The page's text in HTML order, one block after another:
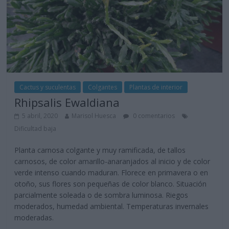
Cactus y suculentas Colgantes Plantas de interior
Rhipsalis Ewaldiana
5 abril, 2020 Marisol Huesca
0 comentarios
Dificultad baja
Planta carnosa colgante y muy ramificada, de tallos
carnosos, de color amarillo-anaranjados al inicio y de color
verde intenso cuando maduran. Florece en primavera o en
otoño, sus flores son pequeñas de color blanco. Situación
parcialmente soleada o de sombra luminosa. Riegos
moderados, humedad ambiental. Temperaturas invernales
moderadas.